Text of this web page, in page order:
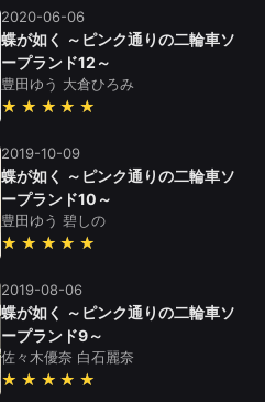
2020-06-06
蝶が如く ～ピンク通りの二輪車ソ
ープランド12～
豊田ゆう 大倉ひろみ
★★★★★
2019-10-09
蝶が如く ～ピンク通りの二輪車ソ
ープランド10～
豊田ゆう 碧しの
★★★★★
2019-08-06
蝶が如く ～ピンク通りの二輪車ソ
ープランド9～
佐々木優奈 白石麗奈
★★★★★